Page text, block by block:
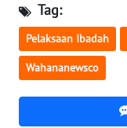
Tag:
Pelaksaan Ibadah
Wahananewsco
WN
LABUHANBATU